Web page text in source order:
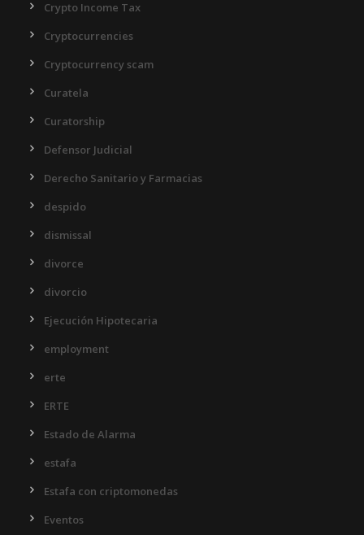
Crypto Income Tax
Cryptocurrencies
Cryptocurrency scam
Curatela
Curatorship
Defensor Judicial
Derecho Sanitario y Farmacias
despido
dismissal
divorce
divorcio
Ejecución Hipotecaria
employment
erte
ERTE
Estado de Alarma
estafa
Estafa con criptomonedas
Eventos